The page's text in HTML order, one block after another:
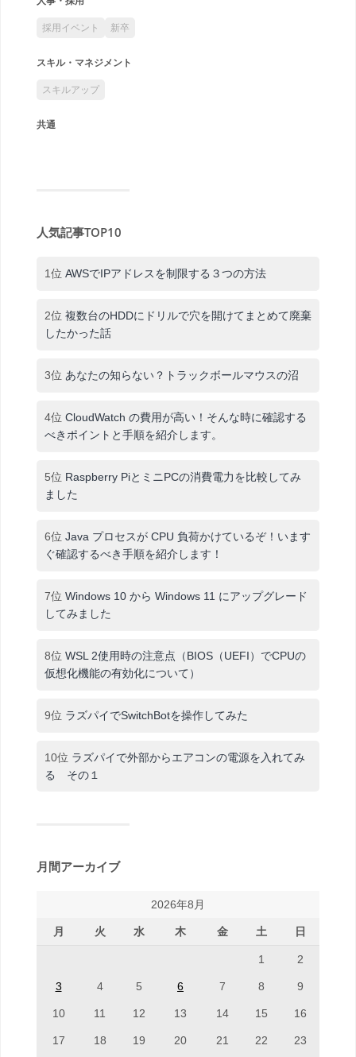
採用イベント 新卒
スキル・マネジメント
スキルアップ
共通
人気記事TOP10
1位 AWSでIPアドレスを制限する３つの方法
2位 複数台のHDDにドリルで穴を開けてまとめて廃棄
したかった話
3位 あなたの知らない？トラックボールマウスの沼
4位 CloudWatch の費用が高い！そんな時に確認する
べきポイントと手順を紹介します。
5位 Raspberry PiとミニPCの消費電力を比較してみ
ました
6位 Java プロセスが CPU 負荷かけているぞ！います
ぐ確認するべき手順を紹介します！
7位 Windows 10 から Windows 11 にアップグレード
してみました
8位 WSL 2使用時の注意点（BIOS（UEFI）でCPUの
仮想化機能の有効化について）
9位 ラズパイでSwitchBotを操作してみた
10位 ラズパイで外部からエアコンの電源を入れてみ
る その１
月間アーカイブ
2026年8月
月 火 水 木 金 土 日
1 2
3 4 5 6 7 8 9
10 11 12 13 14 15 16
17 18 19 20 21 22 23